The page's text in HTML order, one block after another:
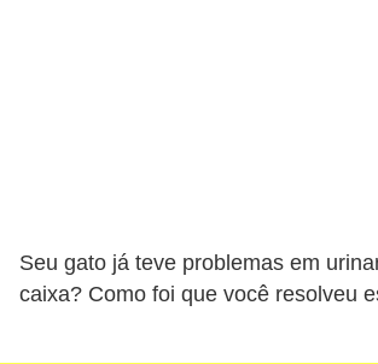
Seu gato já teve problemas em
caixa? Como foi que você resolveu
i
o